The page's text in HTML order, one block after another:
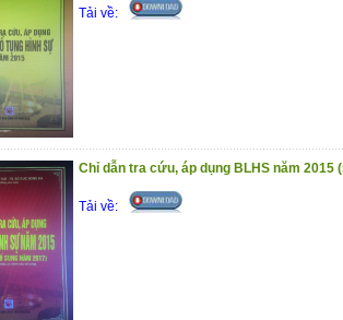
Tải về:
Chỉ dẫn tra cứu, áp dụng BLHS năm 2015
Tải về: